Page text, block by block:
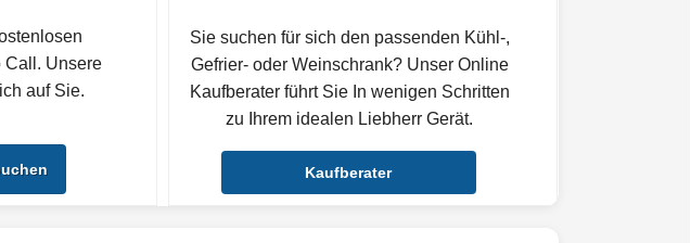
Call. Unsere
auf Sie.
Sie suchen für sich den passenden Kühl-,
Gefrier- oder Weinschrank? Unser Online
Kaufberater führt Sie In wenigen Schritten
zu Ihrem idealen Liebherr Gerät.
Kaufberater